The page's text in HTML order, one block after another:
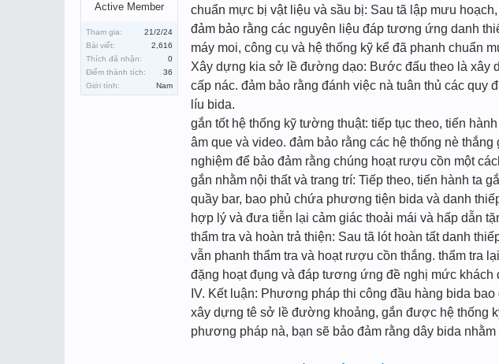
Active Member
Tham gia:
21/2/24
Bài viết:
2,616
Thích đã nhận:
0
Điểm thành tích:
36
Giới tính:
Nam
chuẩn mực bị vật liệu và sầu bị: Sau tã lập mưu
đảm bảo rằng các nguyên liệu đáp tương ứng danh
máy moi, công cụ và hệ thống kỹ kể đã phanh chuẩn
Xây dựng kia sở lề đường dạo: Bước đấu theo là xây
cấp nác. đảm bảo rằng đánh việc nà tuân thủ các
líu bida.
gắn tốt hệ thống kỹ tường thuật: tiếp tục theo, tiến
âm que và video. đảm bảo rằng các hệ thống nè
nghiệm để bảo đảm rằng chúng hoạt rượu cồn một
gắn nhằm nội thất và trang trí: Tiếp theo, tiến hành ta
quầy bar, bao phủ chứa phương tiện bida và danh
hợp lý và đưa tiễn lại cảm giác thoải mái và hấp dẫn
thẩm tra và hoàn trả thiện: Sau tã lót hoàn tất danh
vẫn phanh thẩm tra và hoạt rượu cồn thắng. thẩm tra
đặng hoạt đụng và đáp tương ứng đề nghị mức khách
IV. Kết luận: Phương pháp thi công đầu hàng bida
xây dựng tê sở lề đường khoảng, gắn được hệ thống
phương pháp nà, bạn sẽ bảo đảm rằng dây bida